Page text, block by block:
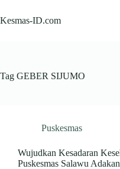
to
content
Kesmas-ID.com
Tag GEBER SIJUMO
Puskesmas
Wujudkan Kesadaran
Puskesmas Salawu